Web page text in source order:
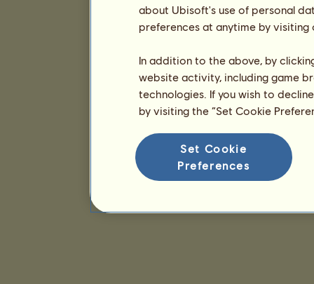
about Ubisoft's use of personal
preferences at anytime by
In addition to the above, by
website activity, including game
technologies. If you wish to
by visiting the “Set Cookie
Set Cookie
Preferences